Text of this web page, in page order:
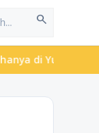
search